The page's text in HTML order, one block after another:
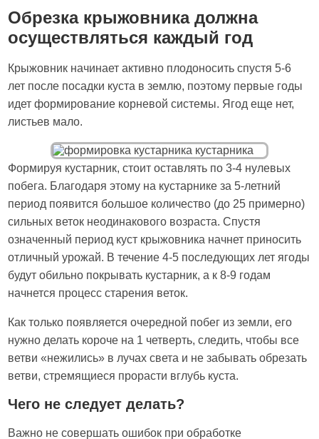
Обрезка крыжовника должна
осуществляться каждый год
Крыжовник начинает активно плодоносить спустя 5-6
лет после посадки куста в землю, поэтому первые годы
идет формирование корневой системы. Ягод еще нет,
листьев мало.
Формируя кустарник, стоит оставлять по 3-4 нулевых
побега. Благодаря этому на кустарнике за 5-летний
период появится большое количество (до 25 примерно)
сильных веток неодинакового возраста. Спустя
означенный период куст крыжовника начнет приносить
отличный урожай. В течение 4-5 последующих лет ягоды
будут обильно покрывать кустарник, а к 8-9 годам
начнется процесс старения веток.
Как только появляется очередной побег из земли, его
нужно делать короче на 1 четверть, следить, чтобы все
ветви «нежились» в лучах света и не забывать обрезать
ветви, стремящиеся прорасти вглубь куста.
Чего не следует делать?
Важно не совершать ошибок при обработке